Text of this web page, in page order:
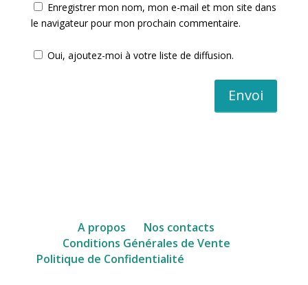
Enregistrer mon nom, mon e-mail et mon site dans
le navigateur pour mon prochain commentaire.
Oui, ajoutez-moi à votre liste de diffusion.
Envoi
A propos
Nos contacts
Conditions Générales de Vente
Politique de Confidentialité